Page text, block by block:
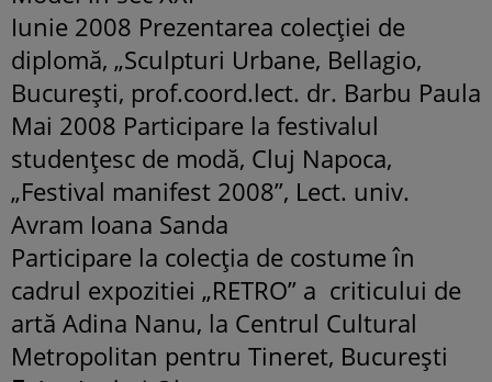
Iunie 2008 Prezentarea colecţiei de
diplomă, „Sculpturi Urbane, Bellagio,
Bucureşti, prof.coord.lect. dr. Barbu Paula
Mai 2008 Participare la festivalul
studenţesc de modă, Cluj Napoca,
„Festival manifest 2008”, Lect. univ.
Avram Ioana Sanda
Participare la colecţia de costume în
cadrul expozitiei „RETRO” a criticului de
artă Adina Nanu, la Centrul Cultural
Metropolitan pentru Tineret, Bucureşti